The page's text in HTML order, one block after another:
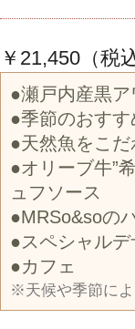
￥21,450（税
●瀬戸内産黒
●季節のおす
●天然魚をこ
●オリーブ牛”
ュフソース
●MRSo&soの
●スペシャルデ
●カフェ
※天候や季節に